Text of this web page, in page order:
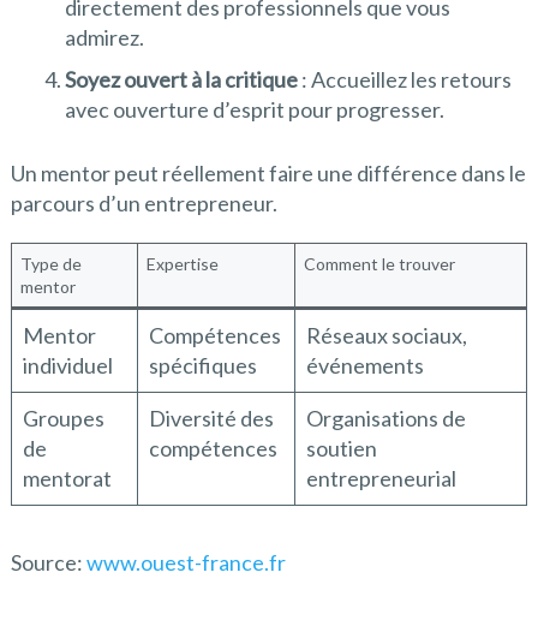
directement des professionnels que vous
admirez.
Soyez ouvert à la critique: Accueillez les retours
avec ouverture d’esprit pour progresser.
Un mentor peut réellement faire une différence dans le
parcours d’un entrepreneur.
Type de
mentor
Expertise Comment le trouver
Mentor
individuel
Compétences
spécifiques
Réseaux sociaux,
événements
Groupes
de
mentorat
Diversité des
compétences
Organisations de
soutien
entrepreneurial
Source:www.ouest-france.fr